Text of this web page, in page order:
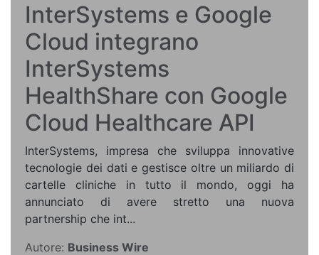
InterSystems e Google
Cloud integrano
InterSystems
HealthShare con Google
Cloud Healthcare API
InterSystems, impresa che sviluppa innovative
tecnologie dei dati e gestisce oltre un miliardo di
cartelle cliniche in tutto il mondo, oggi ha
annunciato di avere stretto una nuova
partnership che int...
Autore: Business Wire